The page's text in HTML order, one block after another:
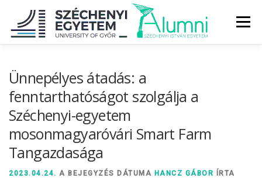
tartalomhoz
Menü
DIPLOMAÁTADÓ DIPLOMÁN TÚL
SZOLGÁLTATÁSOK
Ünnepélyes átadás: a
fenntarthatóságot szolgálja a
Széchenyi-egyetem
mosonmagyaróvári Smart Farm
Tangazdasága
2023.04.24. A BEJEGYZÉS DÁTUMA HANCZ GÁBOR ÍRTA